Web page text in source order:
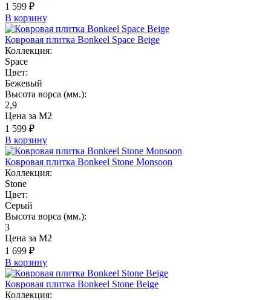
1 599 ₽
В корзину
Ковровая плитка Bonkeel Space Beige
Коллекция:
Space
Цвет:
Бежевый
Высота ворса (мм.):
2,9
Цена за М2
1 599 ₽
В корзину
Ковровая плитка Bonkeel Stone Monsoon
Коллекция:
Stone
Цвет:
Серый
Высота ворса (мм.):
3
Цена за М2
1 699 ₽
В корзину
Ковровая плитка Bonkeel Stone Beige
Коллекция: